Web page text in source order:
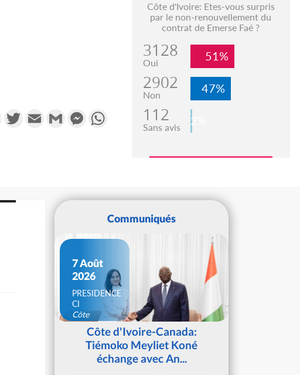
FacebookTwitterEmail Gmail MessengerWhatsApp
Côte d'Ivoire: Etes-vous surpris
par le non-renouvellement du
contrat de Emerse Faé ?
3128
Oui 51%
2902
Non 47%
112
Sans avis 2%
Communiqués
7 Août
2026
PRESIDENCE
CI
Côte
d'IvoireCôte d'Ivoire-Canada:
Tiémoko Meyliet Koné
échange avec An...